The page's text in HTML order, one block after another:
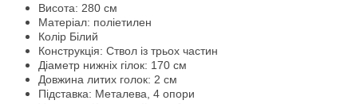
Висота: 280 см
Матеріал: поліетилен
Колір Білий
Конструкція: Ствол із трьох частин
Діаметр нижніх гілок: 170 см
Довжина литих голок: 2 см
Підставка: Металева, 4 опори